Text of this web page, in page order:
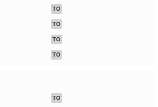
TO
TO
TO
TO
TO